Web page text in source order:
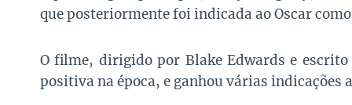
que posteriormente foi indicada ao Oscar
O filme, dirigido por Blake Edwards e
positiva na época, e ganhou várias indicações